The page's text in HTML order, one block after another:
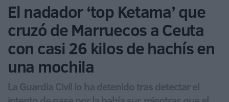
El nadador ‘top Ketama’ que
cruzó de Marruecos a Ceuta
con casi 26 kilos de hachís en
una mochila
La Guardia Civil lo ha detenido tras detectar el